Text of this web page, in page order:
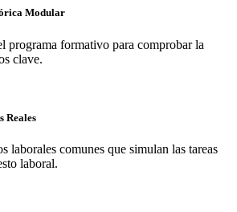
Modular
programa formativo para comprobar la
clave.
Reales
laborales comunes que simulan las tareas
laboral.